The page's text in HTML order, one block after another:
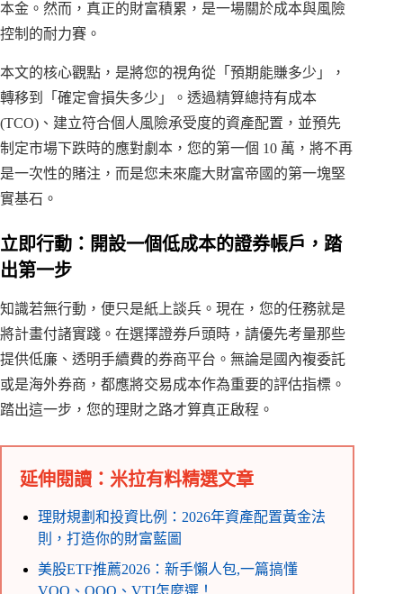
本金。然而，真正的財富積累，是一場關於成本與風險
控制的耐力賽。
本文的核心觀點，是將您的視角從「預期能賺多少」，
轉移到「確定會損失多少」。透過精算總持有成本
(TCO)、建立符合個人風險承受度的資產配置，並預先
制定市場下跌時的應對劇本，您的第一個 10 萬，將不再
是一次性的賭注，而是您未來龐大財富帝國的第一塊堅
實基石。
立即行動：開設一個低成本的證券帳戶，踏
出第一步
知識若無行動，便只是紙上談兵。現在，您的任務就是
將計畫付諸實踐。在選擇證券戶頭時，請優先考量那些
提供低廉、透明手續費的券商平台。無論是國內複委託
或是海外券商，都應將交易成本作為重要的評估指標。
踏出這一步，您的理財之路才算真正啟程。
延伸閱讀：米拉有料精選文章
理財規劃和投資比例：2026年資產配置黃金法
則，打造你的財富藍圖
美股ETF推薦2026：新手懶人包,一篇搞懂